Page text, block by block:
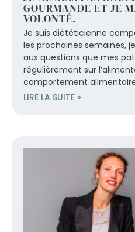
GOURMANDE ET JE
VOLONTÉ.
Je suis diététicienne
les prochaines semaines,
aux questions que mes
régulièrement sur
comportement
LIRE LA SUITE »